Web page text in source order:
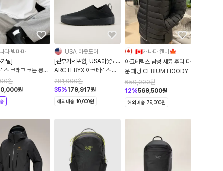
다 빅마마
딜]
스 크래그 코튼 롱슬
츠 화이트 라이트 블
원
원
USA 아웃도어
[관부가세포함, USA아웃도
어블프딜]
ARCTERYX 아크테릭스 남
성 크래그 슈즈 크랙 슈즈
Black X000010110
281,000원
35%179,917원
해외배송 10,000원
🇨🇦캐나다 캔비🍁
아크테릭스 남성 세륨 후디 다
운 패딩 CERIUM HOODY
650,000원
12%569,500원
해외배송 79,000원